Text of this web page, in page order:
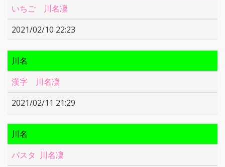
いちご 川名凜
2021/02/10 22:23
川名
漢字 川名凜
2021/02/11 21:29
川名
パスタ 川名凜